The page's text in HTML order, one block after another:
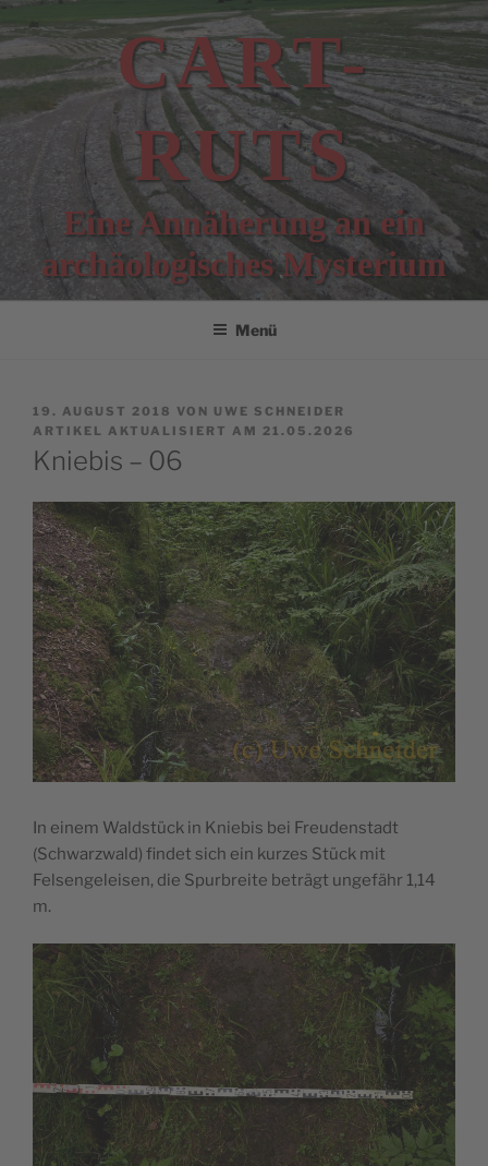
Zum
Inhalt
springen
CART-
RUTS
Eine Annäherung an ein
archäologisches Mysterium
Menü
VERÖFFENTLICHT
AM
19. AUGUST 2018 VON UWE SCHNEIDER
ARTIKEL AKTUALISIERT AM 21.05.2026
Kniebis – 06
In einem Waldstück in Kniebis bei Freudenstadt
(Schwarzwald) findet sich ein kurzes Stück mit
Felsengeleisen, die Spurbreite beträgt ungefähr 1,14
m.